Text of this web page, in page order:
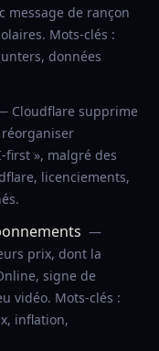
message de rançon
Mots-clés :
données
Cloudflare supprime
first », malgré des
licenciements,
—
prix, dont la
signe de
vidéo. Mots-clés :
inflation,